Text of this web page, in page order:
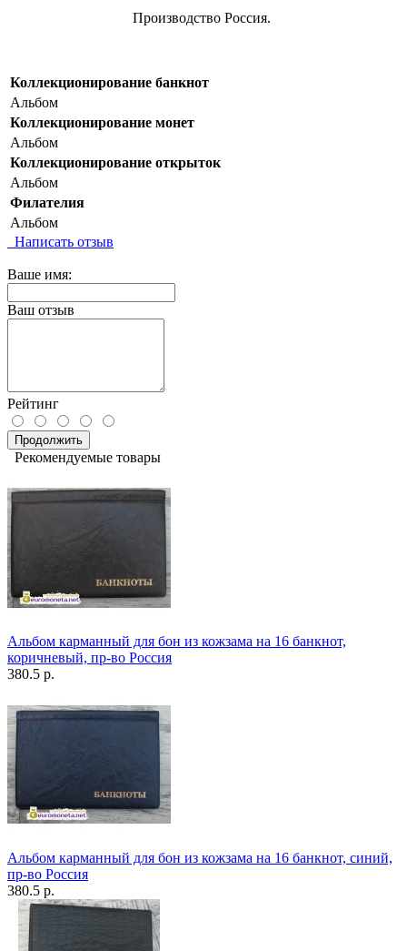
Производство Россия.
Коллекционирование банкнот
Альбом
Коллекционирование монет
Альбом
Коллекционирование открыток
Альбом
Филателия
Альбом
Написать отзыв
Ваше имя:
Ваш отзыв
Рейтинг
Продолжить
Рекомендуемые товары
Альбом карманный для бон из кожзама на 16 банкнот,
коричневый, пр-во Россия
380.5 р.
Альбом карманный для бон из кожзама на 16 банкнот, синий,
пр-во Россия
380.5 р.